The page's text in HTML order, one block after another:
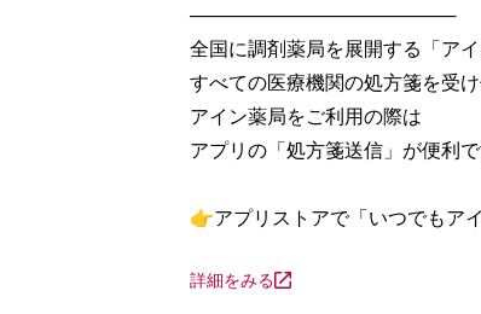
────────────────────
全国に調剤薬局を展開する「アイ
すべての医療機関の処方箋を受け
アイン薬局をご利用の際は
アプリの「処方箋送信」が便利で
👉アプリストアで「いつでもア
詳細をみる